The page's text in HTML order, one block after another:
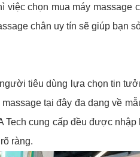
chọn mua máy massage
chân uy tín sẽ giúp bạn
tiêu dùng lựa chọn tin
tại đây đa dạng về
cung cấp đều được
ràng.